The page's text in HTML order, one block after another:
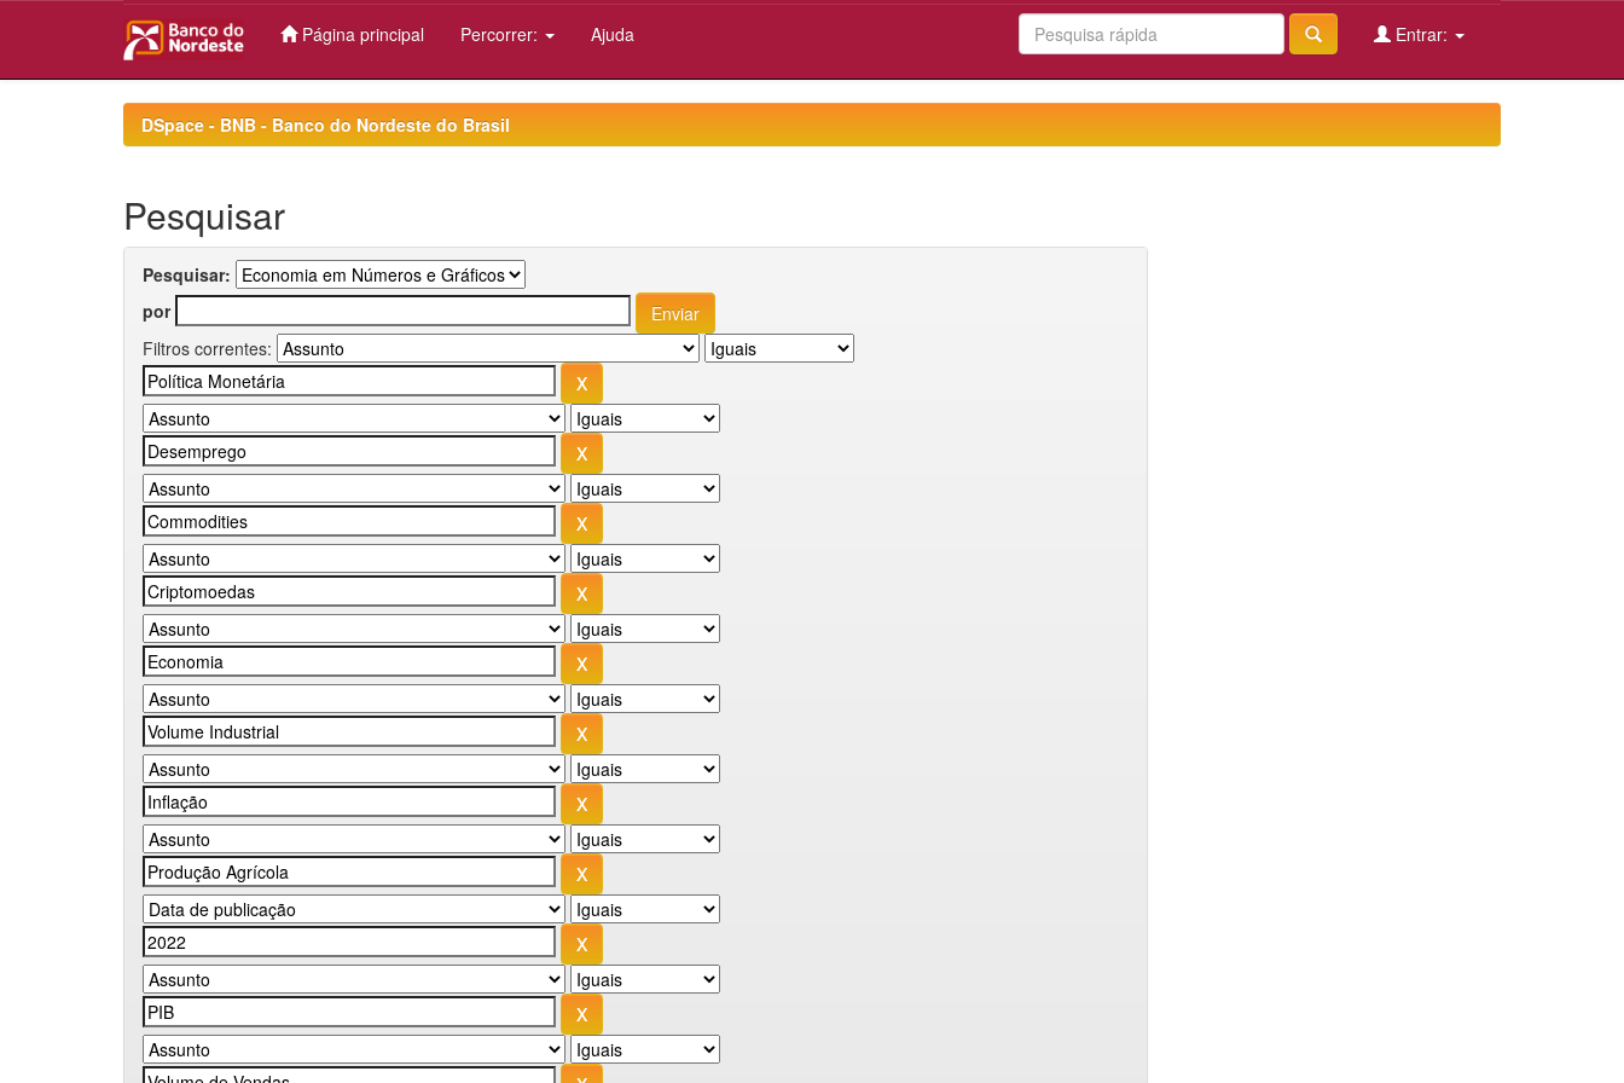
Página principal Percorrer: Ajuda Entrar:
DSpace - BNB - Banco do Nordeste do Brasil
Pesquisar
Pesquisar:
por
Filtros correntes: